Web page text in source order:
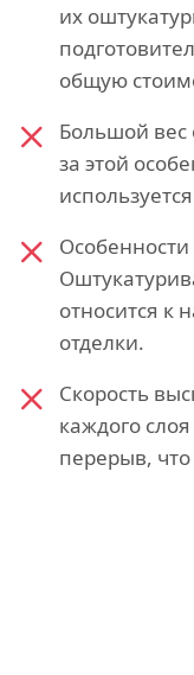
их
общую
Большой вес
за этой
относится к
отделки.
Скорость
каждого
перерыв,